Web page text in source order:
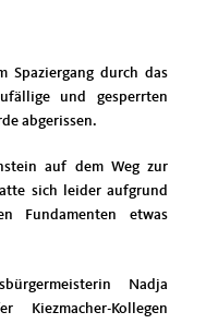
Spaziergang durch das
und gesperrten
abgerissen.
auf dem Weg zur
sich leider aufgrund
Fundamenten etwas
Nadja
Kollegen